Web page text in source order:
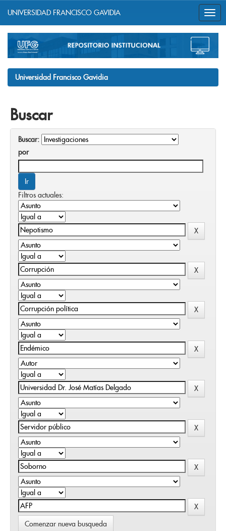
navigation
UNIVERSIDAD FRANCISCO GAVIDIA
Universidad Francisco Gavidia
Buscar
Buscar:
por
Filtros actuales:
Comenzar nueva busqueda